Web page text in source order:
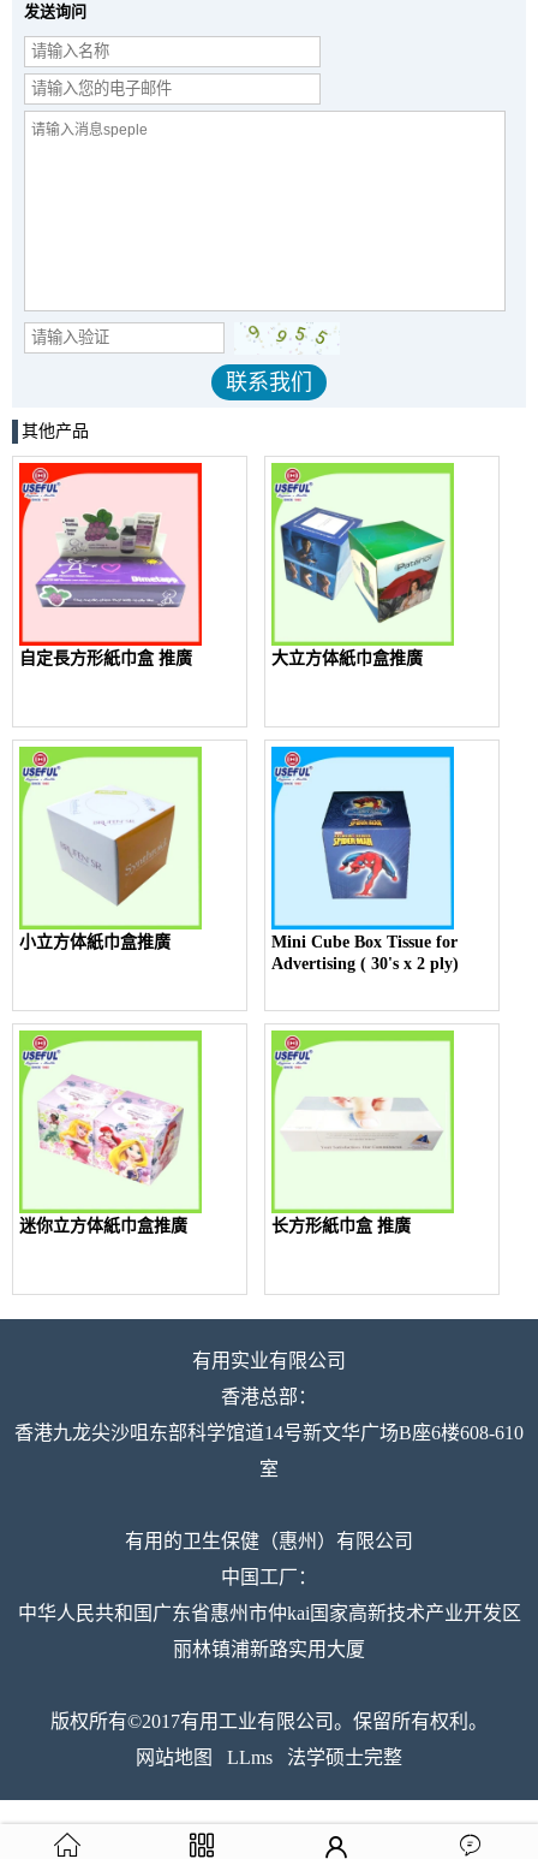
发送询问
其他产品
自定長方形紙巾盒 推廣 大立方体紙巾盒推廣
小立方体紙巾盒推廣
Mini Cube Box Tissue for
Advertising ( 30's x 2 ply)
迷你立方体紙巾盒推廣 长方形紙巾盒 推廣
有用实业有限公司
香港总部：
香港九龙尖沙咀东部科学馆道14号新文华广场B座6楼608-610
室
有用的卫生保健（惠州）有限公司
中国工厂：
中华人民共和国广东省惠州市仲kai国家高新技术产业开发区
丽林镇浦新路实用大厦
版权所有©2017有用工业有限公司。保留所有权利。
网站地图
LLms 法学硕士完整